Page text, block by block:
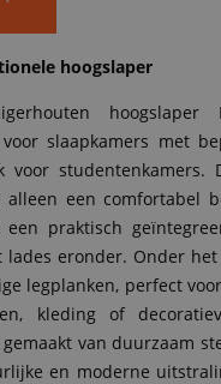
hoogslaper
slaapkamers met
voor studentenkamers.
een comfortabel
een praktisch
lades eronder. Onder
legplanken, perfect
kleding of
van duurzaam
en moderne